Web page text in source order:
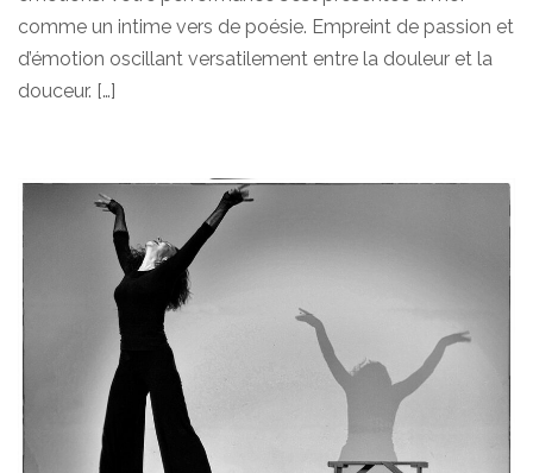
comme un intime vers de poésie. Empreint de passion et
d’émotion oscillant versatilement entre la douleur et la
douceur. […]